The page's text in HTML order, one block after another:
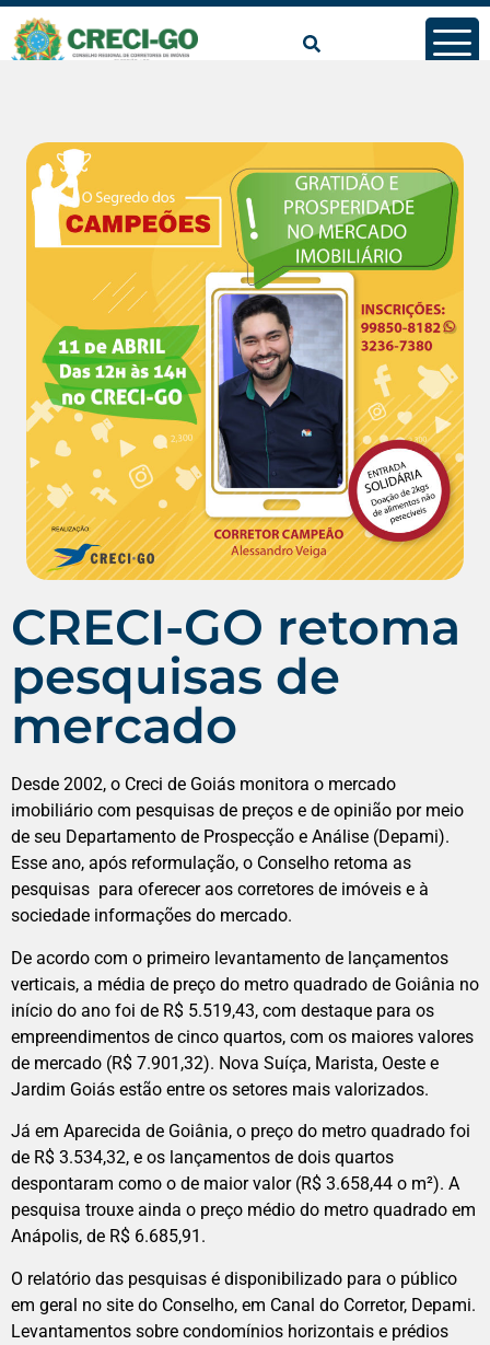
CRECI-GO retoma
pesquisas de
mercado
Desde 2002, o Creci de Goiás monitora o mercado
imobiliário com pesquisas de preços e de opinião por meio
de seu Departamento de Prospecção e Análise (Depami).
Esse ano, após reformulação, o Conselho retoma as
pesquisas para oferecer aos corretores de imóveis e à
sociedade informações do mercado.
De acordo com o primeiro levantamento de lançamentos
verticais, a média de preço do metro quadrado de Goiânia no
início do ano foi de R$ 5.519,43, com destaque para os
empreendimentos de cinco quartos, com os maiores valores
de mercado (R$ 7.901,32). Nova Suíça, Marista, Oeste e
Jardim Goiás estão entre os setores mais valorizados.
Já em Aparecida de Goiânia, o preço do metro quadrado foi
de R$ 3.534,32, e os lançamentos de dois quartos
despontaram como o de maior valor (R$ 3.658,44 o m²). A
pesquisa trouxe ainda o preço médio do metro quadrado em
Anápolis, de R$ 6.685,91.
O relatório das pesquisas é disponibilizado para o público
em geral no site do Conselho, em Canal do Corretor, Depami.
Levantamentos sobre condomínios horizontais e prédios